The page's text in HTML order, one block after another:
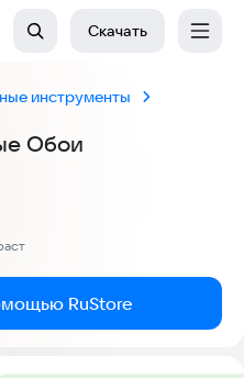
Скачать
инструменты
Обои
RuStore